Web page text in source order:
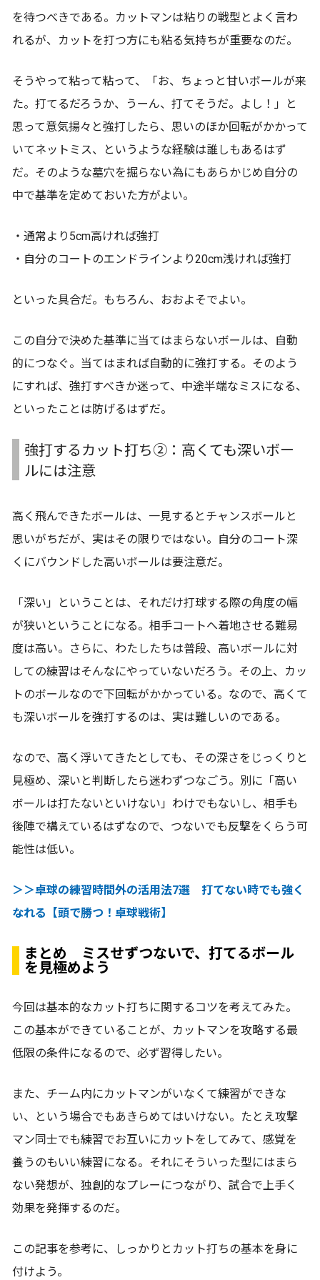
を待つべきである。カットマンは粘りの戦型とよく言わ
れるが、カットを打つ方にも粘る気持ちが重要なのだ。
そうやって粘って粘って、「お、ちょっと甘いボールが来
た。打てるだろうか、うーん、打てそうだ。よし！」と
思って意気揚々と強打したら、思いのほか回転がかかって
いてネットミス、というような経験は誰しもあるはず
だ。そのような墓穴を掘らない為にもあらかじめ自分の
中で基準を定めておいた方がよい。
・通常より5cm高ければ強打
・自分のコートのエンドラインより20cm浅ければ強打
といった具合だ。もちろん、おおよそでよい。
この自分で決めた基準に当てはまらないボールは、自動
的につなぐ。当てはまれば自動的に強打する。そのよう
にすれば、強打すべきか迷って、中途半端なミスになる、
といったことは防げるはずだ。
強打するカット打ち②：高くても深いボー
ルには注意
高く飛んできたボールは、一見するとチャンスボールと
思いがちだが、実はその限りではない。自分のコート深
くにバウンドした高いボールは要注意だ。
「深い」ということは、それだけ打球する際の角度の幅
が狭いということになる。相手コートへ着地させる難易
度は高い。さらに、わたしたちは普段、高いボールに対
しての練習はそんなにやっていないだろう。その上、カッ
トのボールなので下回転がかかっている。なので、高くて
も深いボールを強打するのは、実は難しいのである。
なので、高く浮いてきたとしても、その深さをじっくりと
見極め、深いと判断したら迷わずつなごう。別に「高い
ボールは打たないといけない」わけでもないし、相手も
後陣で構えているはずなので、つないでも反撃をくらう可
能性は低い。
＞＞卓球の練習時間外の活用法7選 打てない時でも強く
なれる【頭で勝つ！卓球戦術】
まとめ ミスせずつないで、打てるボール
を見極めよう
今回は基本的なカット打ちに関するコツを考えてみた。
この基本ができていることが、カットマンを攻略する最
低限の条件になるので、必ず習得したい。
また、チーム内にカットマンがいなくて練習ができな
い、という場合でもあきらめてはいけない。たとえ攻撃
マン同士でも練習でお互いにカットをしてみて、感覚を
養うのもいい練習になる。それにそういった型にはまら
ない発想が、独創的なプレーにつながり、試合で上手く
効果を発揮するのだ。
この記事を参考に、しっかりとカット打ちの基本を身に
付けよう。